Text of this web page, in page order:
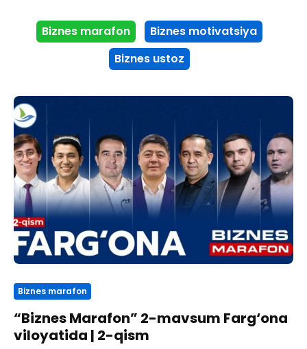
Biznes marafon
Biznes motivatsiya
Biznes ustoz
Biznes marafon
“Biznes Marafon” 2-mavsum Farg‘ona
viloyatida | 2-qism